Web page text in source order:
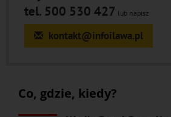
tel. 500 530 427 lub napisz
kontakt@infoilawa.pl
Co, gdzie, kiedy?